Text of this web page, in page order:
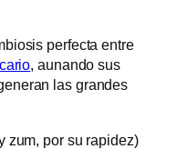
perfecta entre
, aunando sus
las grandes
zum, por su rapidez)